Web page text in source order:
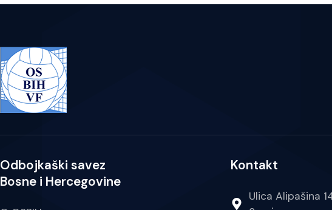
Odbojkaški savez
Bosne i Hercegovine
Kontakt
Ulica Alipašina